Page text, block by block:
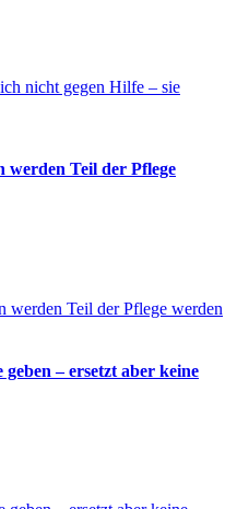
werden Teil der Pflege
– ersetzt aber keine